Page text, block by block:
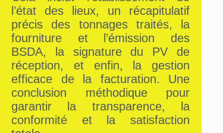
l’état des lieux, un récapitulatif
précis des tonnages traités, la
fourniture et l’émission des
BSDA, la signature du PV de
réception, et enfin, la gestion
efficace de la facturation. Une
conclusion méthodique pour
garantir la transparence, la
conformité et la satisfaction